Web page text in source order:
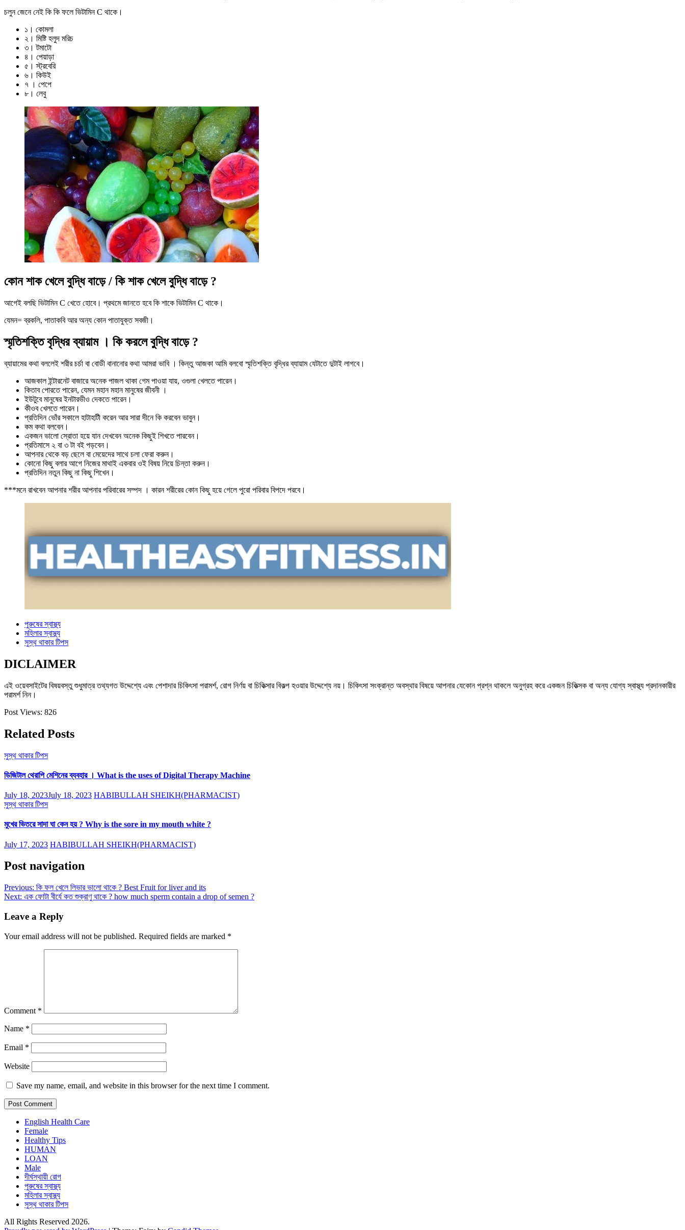
চলুন জেনে নেই কি কি ফলে ভিটামিন C থাকে।
১। কোমলা
২। মিষ্টি হলুদ মরিচ
৩। টমাটো
৪। পেয়াড়া
৫। স্ট্রবেরি
৬। কিউই
৭ । পেপে
৮। লেবু
কোন শাক খেলে বুদ্ধি বাড়ে / কি শাক খেলে বুদ্ধি বাড়ে ?
আগেই বলছি ভিটামিন C খেতে হোবে। প্রথমে জানতে হবে কি শাকে ভিটামিন C থাকে।
যেমন= ব্রকলি, পাতাকবি আর অন্য কোন পাতাযুক্ত সবজী।
স্মৃতিশক্তি বৃদ্ধির ব্যায়াম । কি করলে বুদ্ধি বাড়ে ?
ব্যায়ামের কথা বললেই শরীর চর্চা বা বোডী বানানোর কথা আমরা ভাবি । কিন্তু আজকা আমি বলবো স্মৃতিশক্তি বৃদ্ধির ব্যায়াম যেটাতে দুটাই লাগবে।
আজকাল ইন্টারনেট বাজারে অনেক পাজল থাকা গেম পাওয়া যায়, ওগুলা খেলতে পারেন।
কিতাব পোরতে পারেন, যেমন মহান মহান মানুষের জীবনী ।
ইউটুবে মানুষের ইনটারভীও দেকতে পারেন।
কীওব খেলতে পারেন।
প্রতিদিন ভোঁর সকালে হাটাহাটী করেন আর সারা দীনে কি করবেন ভাবুন।
কম কথা বলবেন।
একজন ভালো স্রোতা হয়ে যান দেখবেন অনেক কিছুই শিখতে পারবেন।
প্রতিমাসে ২ বা ৩ টা বই পড়বেন।
আপনার থেকে বড় ছেলে বা মেয়েদের সাথে চলা ফেরা করুন।
কোনো কিছু বলার আগে নিজের মাথাই একবার ওই বিষয় নিয়ে চিন্তা করুন।
প্রতিদিন নতুন কিছু না কিছু শিখেন।
***মনে রাখবেন আপনার শরীর আপনার পরিবারের সম্পদ । কারন শরীরের কোন কিছু হয়ে গেলে পুরো পরিবার বিপদে পরবে।
পুরুষের স্বাস্থ্য
মহিলার স্বাস্থ্য
সুস্থ থাকার টিপস
DICLAIMER
এই ওয়েবসাইটের বিষয়বস্তু শুধুমাত্র তথ্যগত উদ্দেশ্যে এবং পেশাদার চিকিৎসা পরামর্শ, রোগ নির্ণয় বা চিকিত্সার বিকল্প হওয়ার উদ্দেশ্যে নয়। চিকিৎসা সংক্রান্ত অবস্থার বিষয়ে আপনার যেকোন প্রশ্ন থাকলে অনুগ্রহ করে একজন চিকিত্সক বা অন্য যোগ্য স্বাস্থ্য প্রদানকারীর
পরামর্শ নিন।
Post Views: 826
Related Posts
সুস্থ থাকার টিপস
ডিজিটাল থেরাপি মেশিনের ব্যবহার । What is the uses of Digital Therapy Machine
July 18, 2023July 18, 2023 HABIBULLAH SHEIKH(PHARMACIST)
সুস্থ থাকার টিপস
মুখের ভিতরে সাদা ঘা কেন হয় ? Why is the sore in my mouth white ?
July 17, 2023 HABIBULLAH SHEIKH(PHARMACIST)
Post navigation
Previous: কি ফল খেলে লিভার ভালো থাকে ? Best Fruit for liver and its
Next: এক ফোটা বীর্যে কত শুক্রাণু থাকে ? how much sperm contain a drop of semen ?
Leave a Reply
Your email address will not be published. Required fields are marked *
Comment *
Name *
Email *
Website
Save my name, email, and website in this browser for the next time I comment.
English Health Care
Female
Healthy Tips
HUMAN
LOAN
Male
দীর্ঘস্থায়ী রোগ
পুরুষের স্বাস্থ্য
মহিলার স্বাস্থ্য
সুস্থ থাকার টিপস
All Rights Reserved 2026.